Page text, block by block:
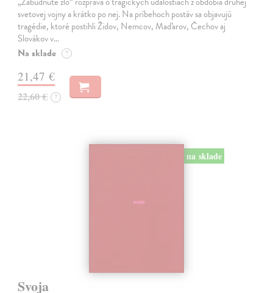
svetovej vojny a krátko po nej. Na príbehoch postáv sa objavujú
tragédie, ktoré postihli Židov, Nemcov, Maďarov, Čechov aj
Slovákov v…
Na sklade ?
21,47 €
22,60 € ?
na sklade
Svoja